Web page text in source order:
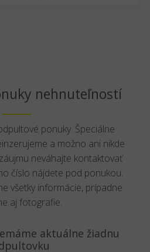
nehnuteľností
ponuky. Špeciálne
a možno ani nikde
neváhajte kontaktovať
číslo nájdete pod ponukou.
všetky informácie, prípadne
aj fotografie.
aktuálne žiadnu